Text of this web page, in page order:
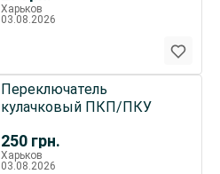
Харьков
03.08.2026
250 грн.
Переключатель
кулачковый ПКП/ПКУ
Харьков
03.08.2026